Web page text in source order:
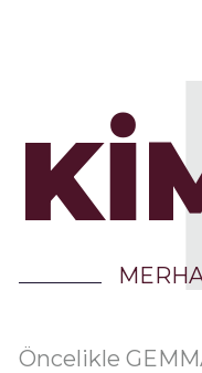
Öncelikle